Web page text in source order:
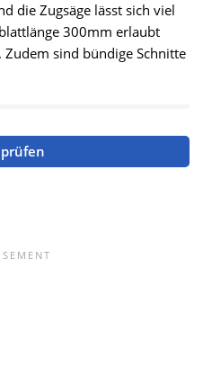
die Zugsäge lässt sich viel
300mm erlaubt
Zudem sind bündige Schnitte